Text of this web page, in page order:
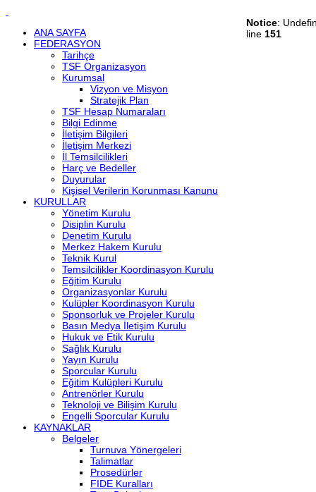
ANA SAYFA
FEDERASYON
Tarihçe
TSF Organizasyon
Kurumsal
Vizyon ve Misyon
Stratejik Plan
TSF Hesap Numaraları
Bilgi Edinme
İletişim Bilgileri
İletişim Merkezi
İl Temsilcilikleri
Harç ve Bedeller
Duyurular
Kişisel Verilerin Korunması Kanunu
KURULLAR
Yönetim Kurulu
Disiplin Kurulu
Denetim Kurulu
Merkez Hakem Kurulu
Teknik Kurul
Temsilcilikler Koordinasyon Kurulu
Eğitim Kurulu
Organizasyonlar Kurulu
Kulüpler Koordinasyon Kurulu
Sponsorluk ve Projeler Kurulu
Basın Medya İletişim Kurulu
Hukuk ve Etik Kurulu
Sağlık Kurulu
Yayın Kurulu
Sporcular Kurulu
Eğitim Kulüpleri Kurulu
Antrenörler Kurulu
Teknoloji ve Bilişim Kurulu
Engelli Sporcular Kurulu
KAYNAKLAR
Belgeler
Turnuva Yönergeleri
Talimatlar
Prosedürler
FIDE Kuralları
Notice:
line 151